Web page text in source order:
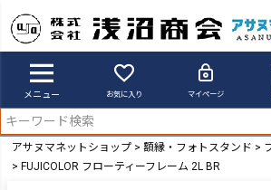
メニュー お気に入り マイページ
アサヌマネットショップ 額縁・フォトスタンド
FUJICOLOR フローティーフレーム 2L BR